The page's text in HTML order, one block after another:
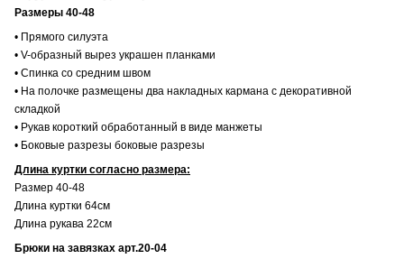
Размеры 40-48
• Прямого силуэта
• V-образный вырез украшен планками
• Спинка со средним швом
• На полочке размещены два накладных кармана с декоративной
складкой
• Рукав короткий обработанный в виде манжеты
• Боковые разрезы боковые разрезы
Длина куртки согласно размера:
Размер 40-48
Длина куртки 64см
Длина рукава 22см
Брюки на завязках арт.20-04